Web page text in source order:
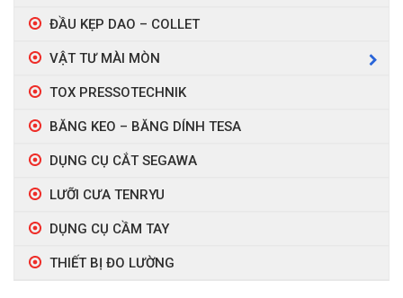
ĐẦU KẸP DAO – COLLET
VẬT TƯ MÀI MÒN
TOX PRESSOTECHNIK
BĂNG KEO – BĂNG DÍNH TESA
DỤNG CỤ CẮT SEGAWA
LƯỠI CƯA TENRYU
DỤNG CỤ CẦM TAY
THIẾT BỊ ĐO LƯỜNG